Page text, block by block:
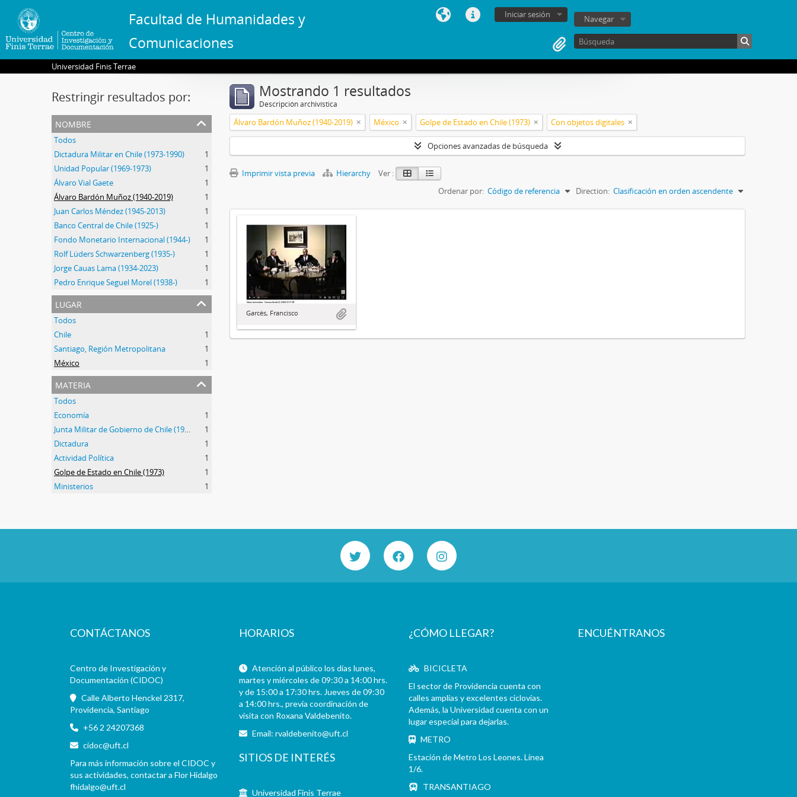
Facultad de Humanidades y
Comunicaciones
Iniciar sesión Navegar
Universidad Finis Terrae
Restringir resultados por:
nombre
Todos
Dictadura Militar en Chile (1973-1990)
1
Unidad Popular (1969-1973)
1
Álvaro Vial Gaete
1
Álvaro Bardón Muñoz (1940-2019)
1
Juan Carlos Méndez (1945-2013)
1
Banco Central de Chile (1925-)
1
Fondo Monetario Internacional (1944-)
1
Rolf Lüders Schwarzenberg (1935-)
1
Jorge Cauas Lama (1934-2023)
1
Pedro Enrique Seguel Morel (1938-)
1
lugar
Todos
Chile
1
Santiago, Región Metropolitana
1
México
1
materia
Todos
Economía
1
Junta Militar de Gobierno de Chile (1973-1990)
1
Dictadura
1
Actividad Política
1
Golpe de Estado en Chile (1973)
1
Ministerios
1
Mostrando 1 resultados
Descripción archivística
Álvaro Bardón Muñoz (1940-2019) México Golpe de Estado en Chile (1973) Con objetos digitales
Opciones avanzadas de búsqueda
Imprimir vista previa Hierarchy
Ver :
Ordenar por: Código de referencia Direction: Clasificación en orden ascendente
Garcés, Francisco
CONTÁCTANOS
Centro de Investigación y
Documentación (CIDOC)
Calle Alberto Henckel 2317,
Providencia, Santiago
+56 2 24207368
cidoc@uft.cl
Para más información sobre el CIDOC y
sus actividades, contactar a Flor Hidalgo
fhidalgo@uft.cl
HORARIOS
Atención al público los días lunes,
martes y miércoles de 09:30 a 14:00 hrs.
y de 15:00 a 17:30 hrs. Jueves de 09:30
a 14:00 hrs., previa coordinación de
visita con Roxana Valdebenito.
Email:rvaldebenito@uft.cl
SITIOS DE INTERÉS
Universidad Finis Terrae
¿CÓMO LLEGAR?
BICICLETA
El sector de Providencia cuenta con
calles amplias y excelentes ciclovías.
Además, la Universidad cuenta con un
lugar especial para dejarlas.
METRO
Estación de Metro Los Leones. Línea
1/6.
TRANSANTIAGO
ENCUÉNTRANOS